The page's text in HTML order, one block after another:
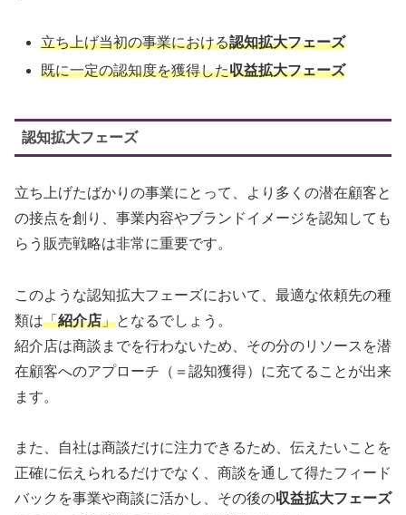
立ち上げ当初の事業における認知拡大フェーズ
既に一定の認知度を獲得した収益拡大フェーズ
認知拡大フェーズ
立ち上げたばかりの事業にとって、より多くの潜在顧客と
の接点を創り、事業内容やブランドイメージを認知しても
らう販売戦略は非常に重要です。
このような認知拡大フェーズにおいて、最適な依頼先の種
類は「紹介店」となるでしょう。
紹介店は商談までを行わないため、その分のリソースを潜
在顧客へのアプローチ（＝認知獲得）に充てることが出来
ます。
また、自社は商談だけに注力できるため、伝えたいことを
正確に伝えられるだけでなく、商談を通して得たフィード
バックを事業や商談に活かし、その後の収益拡大フェーズ